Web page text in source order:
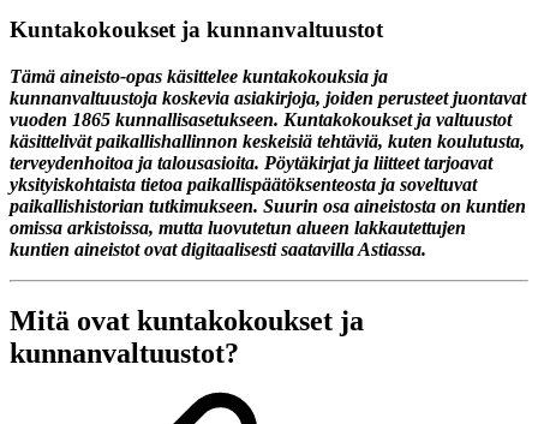
Kuntakokoukset ja kunnanvaltuustot
Tämä aineisto-opas käsittelee kuntakokouksia ja
kunnanvaltuustoja koskevia asiakirjoja, joiden perusteet juontavat
vuoden 1865 kunnallisasetukseen. Kuntakokoukset ja valtuustot
käsittelivät paikallishallinnon keskeisiä tehtäviä, kuten koulutusta,
terveydenhoitoa ja talousasioita. Pöytäkirjat ja liitteet tarjoavat
yksityiskohtaista tietoa paikallispäätöksenteosta ja soveltuvat
paikallishistorian tutkimukseen. Suurin osa aineistosta on kuntien
omissa arkistoissa, mutta luovutetun alueen lakkautettujen
kuntien aineistot ovat digitaalisesti saatavilla Astiassa.
Mitä ovat kuntakokoukset ja
kunnanvaltuustot?